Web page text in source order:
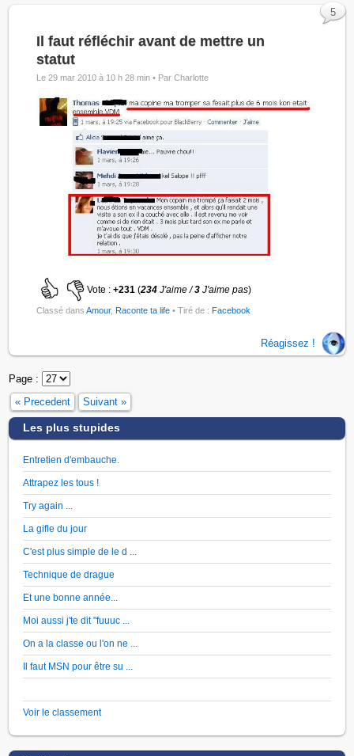
Il faut réfléchir avant de mettre un
statut
Le 29 mar 2010 à 10 h 28 min • Par Charlotte
Vote :+231 (234J'aime /3 J'aime pas)
Classé dansAmour,Raconte ta life
5
• Tiré de :Facebook
Réagissez !
Page :
« Precedent
Suivant »
Les plus stupides
Entretien d'embauche.
Attrapez les tous !
Try again ...
La gifle du jour
C'est plus simple de le d ...
Technique de drague
Et une bonne année...
Moi aussi j'te dit "fuuuc ...
On a la classe ou l'on ne ...
Il faut MSN pour être su ...
Voir le classement